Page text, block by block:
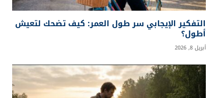
التفكير الإيجابي سر طول العمر: كيف تضحك لتعيش
أطول؟
أبريل 8, 2026